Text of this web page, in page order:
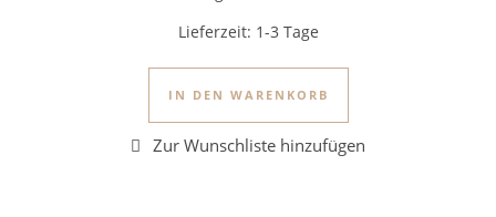
Lieferzeit: 1-3 Tage
IN DEN WARENKORB